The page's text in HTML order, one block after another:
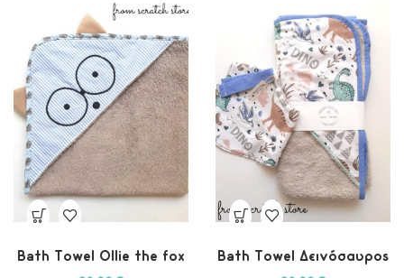
Bath Towel Ollie the fox
Bath Towel Δεινόσαυρος